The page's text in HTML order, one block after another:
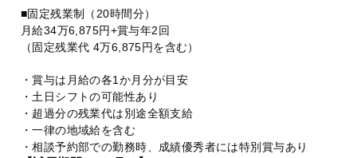
■固定残業制（20時間分）
月給34万6,875円+賞与年2回
（固定残業代 4万6,875円を含む）
・賞与は月給の各1か月分が目安
・土日シフトの可能性あり
・超過分の残業代は別途全額支給
・一律の地域給を含む
・相談予約部での勤務時、成績優秀者には特別賞与あり